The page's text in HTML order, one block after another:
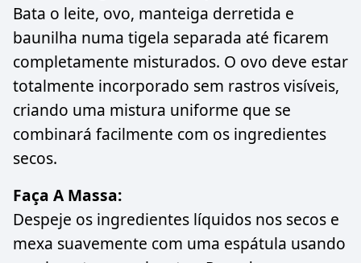
Bata o leite, ovo, manteiga derretida e
baunilha numa tigela separada até ficarem
completamente misturados. O ovo deve estar
totalmente incorporado sem rastros visíveis,
criando uma mistura uniforme que se
combinará facilmente com os ingredientes
secos.
Faça A Massa:
Despeje os ingredientes líquidos nos secos e
mexa suavemente com uma espátula usando